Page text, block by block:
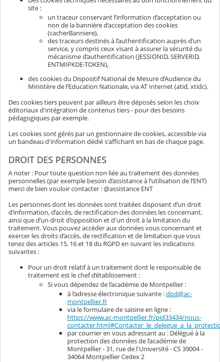
site :
un traceur conservant l’information d’acceptation ou
non de la bannière d’acceptation des cookies
(cacherBanniere),
des traceurs destinés à l’authentification auprès d’un
service, y compris ceux visant à assurer la sécurité du
mécanisme d’authentification (JESSIONID, SERVERID,
ENTMIPKDE-TOKEN),
des cookies du Dispositif National de Mesure d’Audience du
Ministère de l’Education Nationale, via AT Internet (atid, xtidc).
Des cookies tiers peuvent par ailleurs être déposés selon les choix
éditoriaux d'intégration de contenus tiers - pour des besoins
pédagogiques par exemple.
Les cookies sont gérés par un gestionnaire de cookies, accessible via
un bandeau d'information dédié s'affichant en bas de chaque page.
DROIT DES PERSONNES
A noter : Pour toute question non liée au traitement des données
personnelles (par exemple besoin d’assistance à l’utilisation de l’ENT)
merci de bien vouloir contacter : @assistance ENT
Les personnes dont les données sont traitées disposent d’un droit
d’information, d’accès, de rectification des données les concernant,
ainsi que d’un droit d’opposition et d'un droit à la limitation du
traitement. Vous pouvez accéder aux données vous concernant et
exercer les droits d’accès, de rectification et de limitation que vous
tenez des articles 15, 16 et 18 du RGPD en suivant les indications
suivantes :
Pour un droit relatif à un traitement dont le responsable de
traitement est le chef d’établissement :
Si vous dépendez de l’académie de Montpellier :
à l’adresse électronique suivante :dpd@ac-
montpellier.fr
via le formulaire de saisine en ligne :
https://www.ac-montpellier.fr/pid33434/nous-
par courrier en vous adressant au : Délégué à la
protection des données de l’académie de
Montpellier - 31, rue de l'Université - CS 39004 -
34064 Montpellier Cedex 2